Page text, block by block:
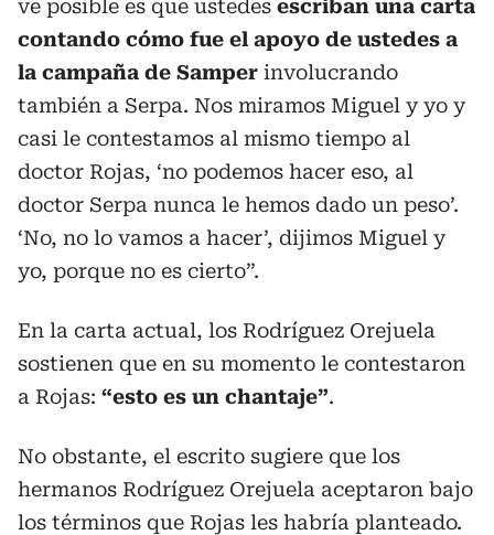
ve posible es que ustedes escriban una carta
contando cómo fue el apoyo de ustedes a
la campaña de Samper involucrando
también a Serpa. Nos miramos Miguel y yo y
casi le contestamos al mismo tiempo al
doctor Rojas, ‘no podemos hacer eso, al
doctor Serpa nunca le hemos dado un peso’.
‘No, no lo vamos a hacer’, dijimos Miguel y
yo, porque no es cierto”.
En la carta actual, los Rodríguez Orejuela
sostienen que en su momento le contestaron
a Rojas: “esto es un chantaje”.
No obstante, el escrito sugiere que los
hermanos Rodríguez Orejuela aceptaron bajo
los términos que Rojas les habría planteado.